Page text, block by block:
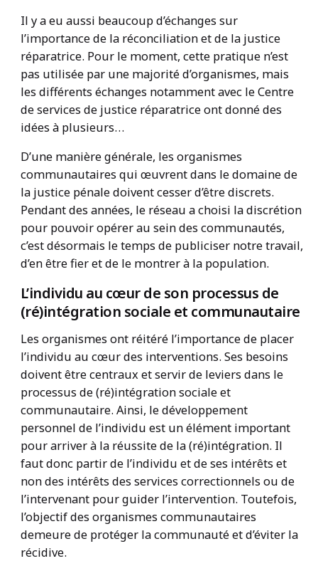
Il y a eu aussi beaucoup d’échanges sur
l’importance de la réconciliation et de la justice
réparatrice. Pour le moment, cette pratique n’est
pas utilisée par une majorité d’organismes, mais
les différents échanges notamment avec le Centre
de services de justice réparatrice ont donné des
idées à plusieurs…
D’une manière générale, les organismes
communautaires qui œuvrent dans le domaine de
la justice pénale doivent cesser d’être discrets.
Pendant des années, le réseau a choisi la discrétion
pour pouvoir opérer au sein des communautés,
c’est désormais le temps de publiciser notre travail,
d’en être fier et de le montrer à la population.
L’individu au cœur de son processus de
(ré)intégration sociale et communautaire
Les organismes ont réitéré l’importance de placer
l’individu au cœur des interventions. Ses besoins
doivent être centraux et servir de leviers dans le
processus de (ré)intégration sociale et
communautaire. Ainsi, le développement
personnel de l’individu est un élément important
pour arriver à la réussite de la (ré)intégration. Il
faut donc partir de l’individu et de ses intérêts et
non des intérêts des services correctionnels ou de
l’intervenant pour guider l’intervention. Toutefois,
l’objectif des organismes communautaires
demeure de protéger la communauté et d’éviter la
récidive.